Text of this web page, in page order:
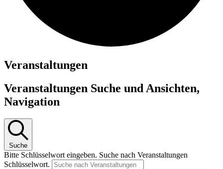
Veranstaltungen
Veranstaltungen Suche und Ansichten,
Navigation
Suche
Bitte Schlüsselwort eingeben. Suche nach Veranstaltungen
Schlüsselwort.